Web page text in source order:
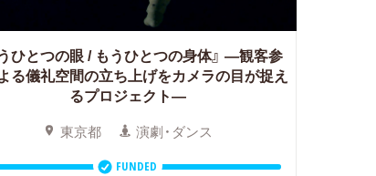
ひとつの眼 / もうひとつの身体』 ―観客参
る儀礼空間の立ち上げをカメラの目が捉え
るプロジェクト―
東京都 演劇・ダンス
FUNDED